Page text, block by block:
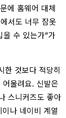
에 홈웨어 대체
서도 너무 잠옷
을 수 있는가”가
한 것보다 적당히
울려요. 신발은
스니커즈도 좋아
나 네이비 계열